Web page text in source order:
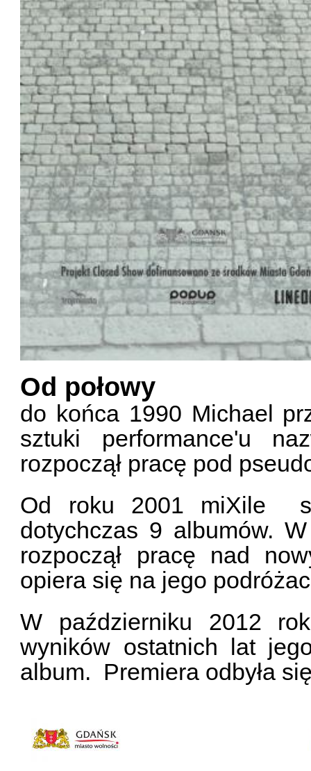
Od połowy
do końca 1990 Michael
sztuki performance'u
rozpoczął pracę pod
Od roku 2001 miXile
dotychczas 9 albumów.
rozpoczął pracę nad
opiera się na jego
W październiku 2012
wyników ostatnich lat
album. Premiera odbyła